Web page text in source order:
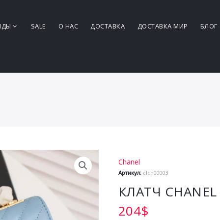
SALE О НАС ДОСТАВКА ДОСТАВКА МИР БЛОГ
Артикул: clch00003
КЛАТЧ CHANEL
204$
Chanel